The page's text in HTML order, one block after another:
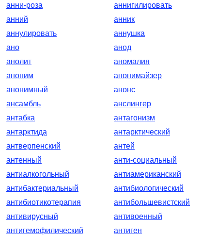
анни-роза
аннигилировать
анний
анник
аннулировать
аннушка
ано
анод
анолит
аномалия
аноним
анонимайзер
анонимный
анонс
ансамбль
анслингер
антабка
антагонизм
антарктида
антарктический
антверпенский
антей
антенный
анти-социальный
антиалкогольный
антиамериканский
антибактериальный
антибиологический
антибиотикотерапия
антибольшевистский
антивирусный
антивоенный
антигемофилический
антиген